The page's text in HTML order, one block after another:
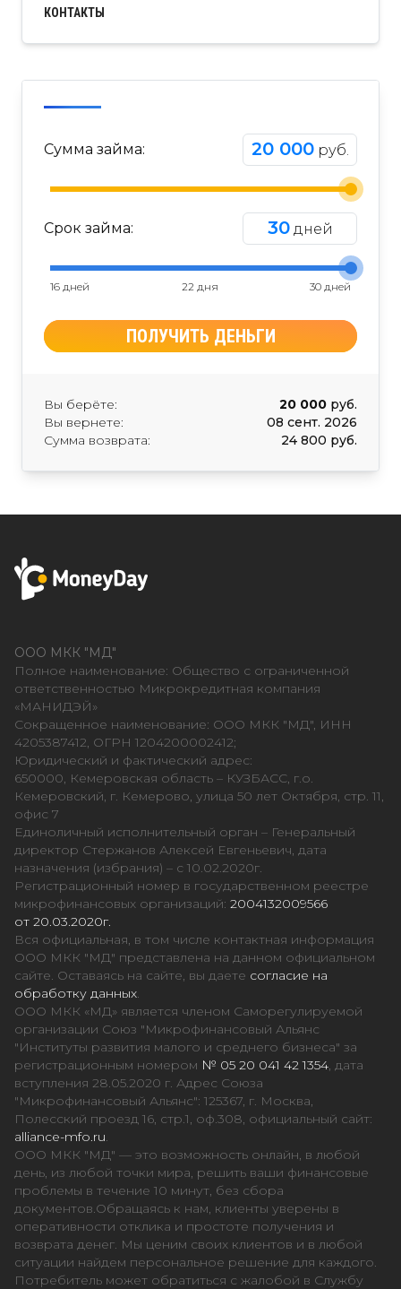
КОНТАКТЫ
Сумма займа: 20 000 руб.
Срок займа: 30 дней
16 дней 22 дня 30 дней
ПОЛУЧИТЬ ДЕНЬГИ
Вы берёте: 20 000 руб.
Вы вернете:
08 сент. 2026
Сумма возврата:
24 800 руб.
ООО МКК "МД"
Полное наименование: Общество с ограниченной
ответственностью Микрокредитная компания
«МАНИДЭЙ»
Сокращенное наименование: ООО МКК "МД", ИНН
4205387412, ОГРН 1204200002412;
Юридический и фактический адрес:
650000, Кемеровская область – КУЗБАСС, г.о.
Кемеровский, г. Кемерово, улица 50 лет Октября, стр. 11,
офис 7
Единоличный исполнительный орган – Генеральный
директор Стержанов Алексей Евгеньевич, дата
назначения (избрания) – с 10.02.2020г.
Регистрационный номер в государственном реестре
микрофинансовых организаций: 2004132009566
от 20.03.2020г.
Вся официальная, в том числе контактная информация
ООО МКК "МД" представлена на данном официальном
сайте. Оставаясь на сайте, вы даете согласие на
обработку данных.
ООО МКК «МД» является членом Саморегулируемой
организации Союз "Микрофинансовый Альянс
"Институты развития малого и среднего бизнеса" за
регистрационным номером № 05 20 041 42 1354, дата
вступления 28.05.2020 г. Адрес Союза
"Микрофинансовый Альянс": 125367, г. Москва,
Полесский проезд 16, стр.1, оф.308, официальный сайт:
alliance-mfo.ru.
ООО МКК "МД" — это возможность онлайн, в любой
день, из любой точки мира, решить ваши финансовые
проблемы в течение 10 минут, без сбора
документов.Обращаясь к нам, клиенты уверены в
оперативности отклика и простоте получения и
возврата денег. Мы ценим своих клиентов и в любой
ситуации найдем персональное решение для каждого.
Потребитель может обратиться с жалобой в Службу